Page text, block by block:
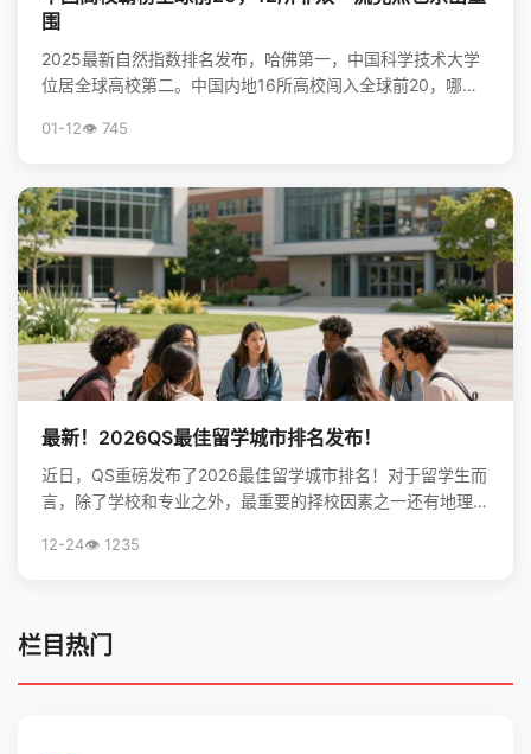
围
2025最新自然指数排名发布，哈佛第一，中国科学技术大学
位居全球高校第二。中国内地16所高校闯入全球前20，哪些
01-12👁️ 745
最新！2026QS最佳留学城市排名发布！
近日，QS重磅发布了2026最佳留学城市排名！对于留学生而
言，除了学校和专业之外，最重要的择校因素之一还有地理位
12-24👁️ 1235
栏目热门